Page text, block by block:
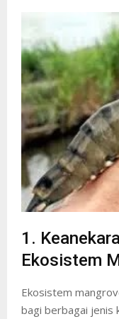
1.
Ekosistem
Ekosistem
bagi berbagai jenis